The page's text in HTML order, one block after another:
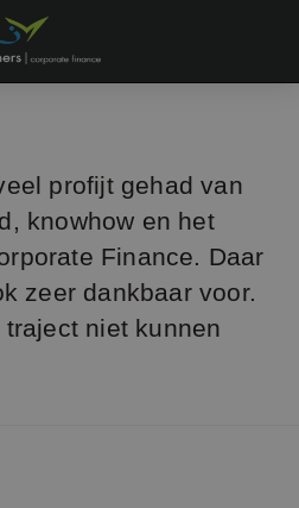
profijt gehad van
knowhow en het
Finance. Daar
zeer dankbaar voor.
niet kunnen